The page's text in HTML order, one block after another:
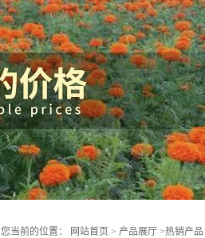
您当前的位置： 网站首页 > 产品展厅 >热销产品